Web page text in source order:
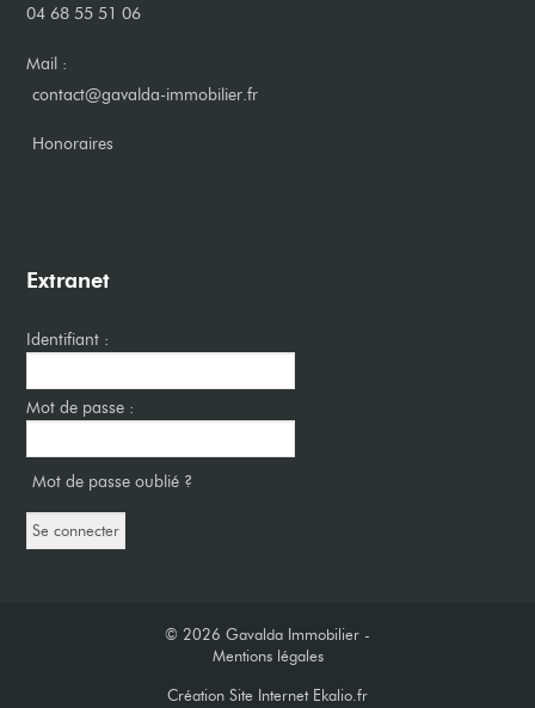
04 68 55 51 06
Mail :
contact@gavalda-immobilier.fr
​Honoraires
Extranet
Identifiant :
Mot de passe :
Mot de passe oublié ?
© 2026 Gavalda Immobilier -
Mentions légales
Création Site Internet Ekalio.fr